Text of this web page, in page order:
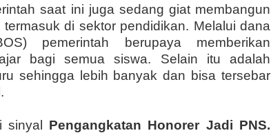
saat ini juga sedang giat membangun
termasuk di sektor pendidikan. Melalui dana
pemerintah berupaya memberikan
bagi semua siswa. Selain itu adalah
sehingga lebih banyak dan bisa tersebar
sinyal Pengangkatan Honorer Jadi PNS.